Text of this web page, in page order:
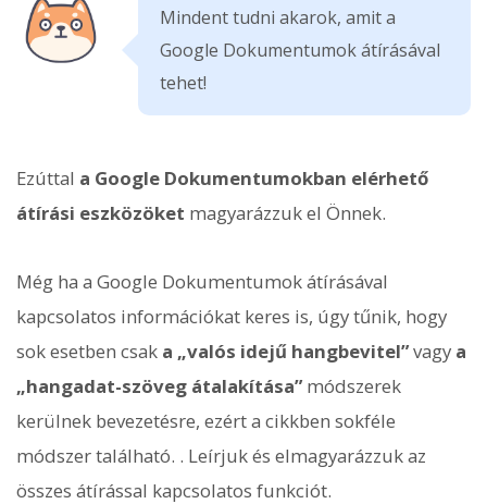
Mindent tudni akarok, amit a
Google Dokumentumok átírásával
tehet!
Ezúttal a Google Dokumentumokban elérhető
átírási eszközöket magyarázzuk el Önnek.
Még ha a Google Dokumentumok átírásával
kapcsolatos információkat keres is, úgy tűnik, hogy
sok esetben csak a „valós idejű hangbevitel”vagy a
„hangadat-szöveg átalakítása”módszerek
kerülnek bevezetésre, ezért a cikkben sokféle
módszer található. . Leírjuk és elmagyarázzuk az
összes átírással kapcsolatos funkciót.